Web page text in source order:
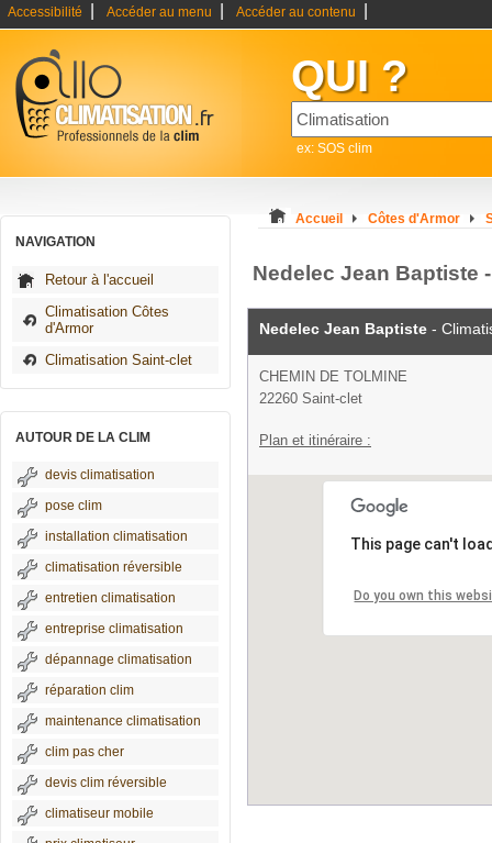
Accessibilité Accéder au menu Accéder au contenu
QUI ?
ex: SOS clim
NAVIGATION
Retour à l'accueil
Climatisation Côtes
d'Armor
Climatisation Saint-clet
AUTOUR DE LA CLIM
devis climatisation
pose clim
installation climatisation
climatisation réversible
entretien climatisation
entreprise climatisation
dépannage climatisation
réparation clim
maintenance climatisation
clim pas cher
devis clim réversible
climatiseur mobile
Accueil Côtes d'Armor
Nedelec Jean Baptiste
Nedelec Jean Baptiste -
CHEMIN DE TOLMINE
22260 Saint-clet
Plan et itinéraire :
This page can't
Do you own this